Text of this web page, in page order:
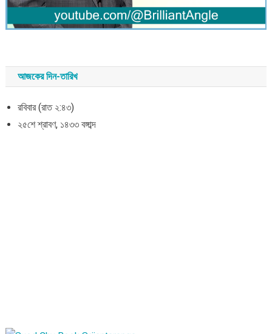
আজকের দিন-তারিখ
রবিবার (রাত ২:৪৩)
২৫শে শ্রাবণ, ১৪৩৩ বঙ্গাব্দ